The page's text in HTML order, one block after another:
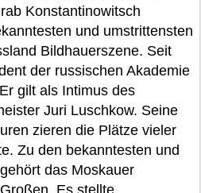
Konstantinowitsch
und umstrittensten
Bildhauerszene. Seit
der russischen Akademie
gilt als Intimus des
Juri Luschkow. Seine
zieren die Plätze vieler
Zu den bekanntesten und
das Moskauer
Es stellte